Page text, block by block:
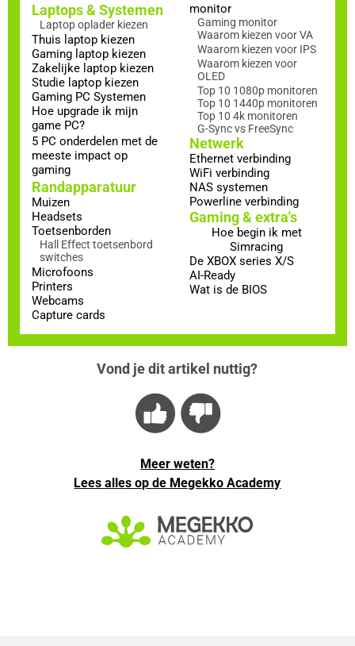
Laptops & Systemen
Laptop oplader kiezen
Thuis laptop kiezen
Gaming laptop kiezen
Zakelijke laptop kiezen
Studie laptop kiezen
Gaming PC Systemen
Hoe upgrade ik mijn
game PC?
5 PC onderdelen met de
meeste impact op
gaming
Randapparatuur
Muizen
Headsets
Toetsenborden
Hall Effect toetsenbord
switches
Microfoons
Printers
Webcams
Capture cards
monitor
Gaming monitor
Waarom kiezen voor VA
Waarom kiezen voor IPS
Waarom kiezen voor
OLED
Top 10 1080p monitoren
Top 10 1440p monitoren
Top 10 4k monitoren
G-Sync vs FreeSync
Netwerk
Ethernet verbinding
WiFi verbinding
NAS systemen
Powerline verbinding
Gaming & extra's
Hoe begin ik met
Simracing
De XBOX series X/S
AI-Ready
Wat is de BIOS
Vond je dit artikel nuttig?
Meer weten?
Lees alles op de Megekko Academy